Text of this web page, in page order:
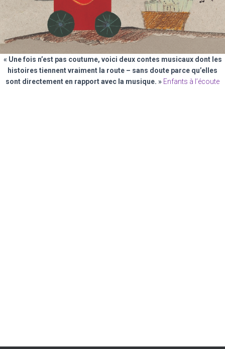
« Une fois n’est pas coutume, voici deux contes musicaux dont les
histoires tiennent vraiment la route – sans doute parce qu’elles
sont directement en rapport avec la musique. » Enfants à l’écoute